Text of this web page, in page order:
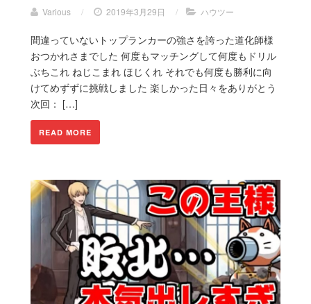
Various / 2019年3月29日 / ハウツー
間違っていないトップランカーの強さを誇った道化師様
おつかれさまでした 何度もマッチングして何度もドリル
ぶちこれ ねじこまれ ほじくれ それでも何度も勝利に向
けてめずずに挑戦しました 楽しかった日々をありがとう
次回： […]
READ MORE